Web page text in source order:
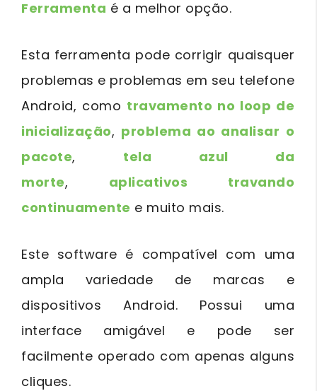
Ferramenta é a melhor opção.
Esta ferramenta pode corrigir quaisquer
problemas e problemas em seu telefone
Android, como travamento no loop de
inicialização, problema ao analisar o
pacote, tela azul da
morte, aplicativos travando
continuamente e muito mais.
Este software é compatível com uma
ampla variedade de marcas e
dispositivos Android. Possui uma
interface amigável e pode ser
facilmente operado com apenas alguns
cliques.